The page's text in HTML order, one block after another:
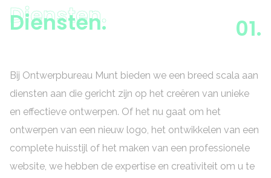
Diensten.
Diensten. 01.
Bij Ontwerpbureau Munt bieden we een breed scala aan
diensten aan die gericht zijn op het creëren van unieke
en effectieve ontwerpen. Of het nu gaat om het
ontwerpen van een nieuw logo, het ontwikkelen van een
complete huisstijl of het maken van een professionele
website, we hebben de expertise en creativiteit om u te